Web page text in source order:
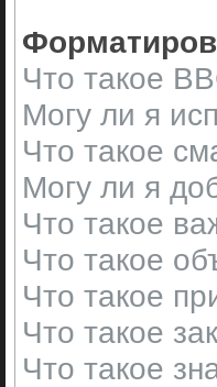
Что такое
Могу ли я
Что такое
Могу ли я
Что такое
Что такое
Что такое
Что такое
Что такое